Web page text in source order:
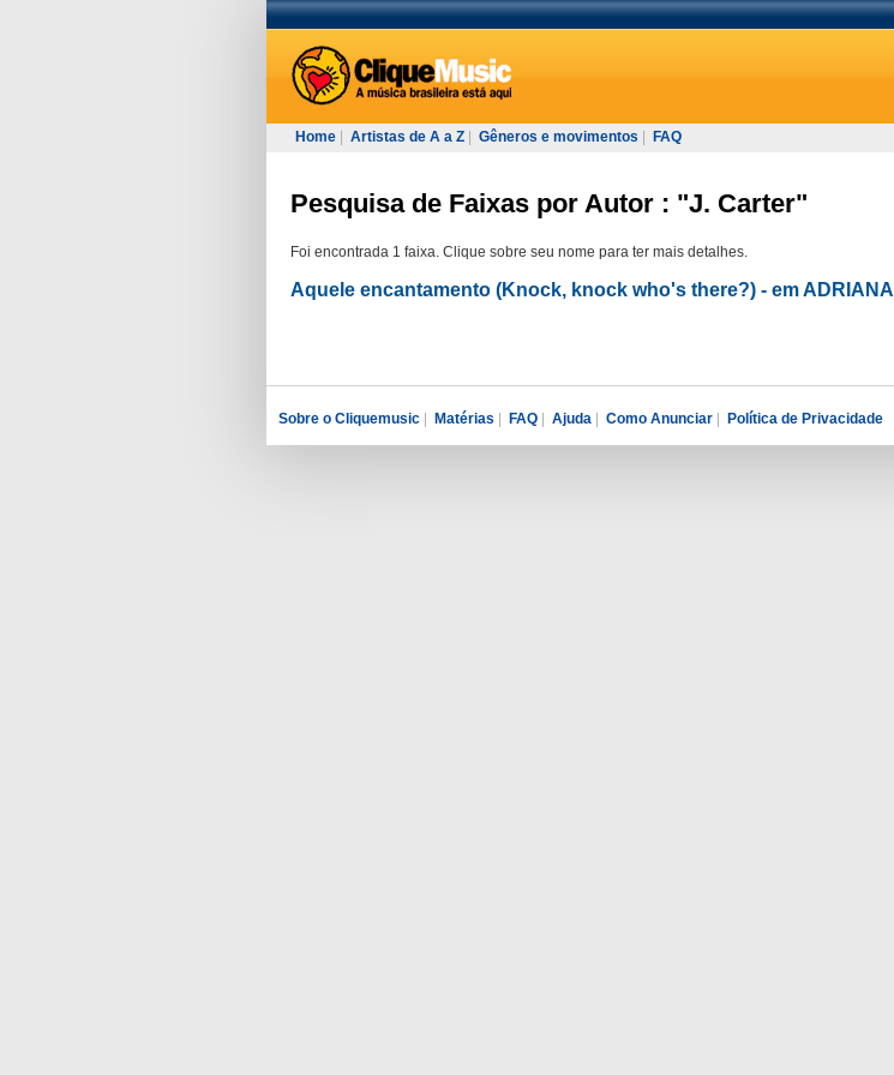
Home Artistas de A a Z Gêneros e movimentos FAQ
Pesquisa de Faixas por Autor : "J. Carter"
Foi encontrada 1 faixa. Clique sobre seu nome para ter mais detalhes.
Aquele encantamento (Knock, knock who's there?) - em ADRIANA
Sobre o Cliquemusic | Matérias | FAQ | Ajuda | Como Anunciar | Política de Privacidade